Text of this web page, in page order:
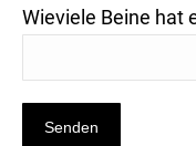
Wieviele Beine hat